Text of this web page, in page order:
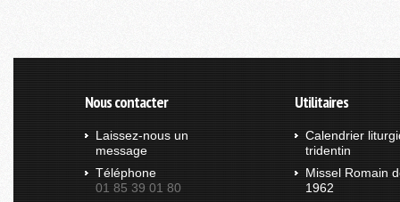
Nous contacter
Laissez-nous un
message
Téléphone
01 85 39 01 80
Utilitaires
Calendrier
tridentin
Missel Romain
1962